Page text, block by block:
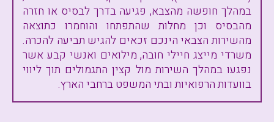
במהלך חופשה מהצבא, פגיעה בדרך לבסיס או חזרה
מהבסיס וכן מחלות שהתפתחו והוחמרו כתוצאה
מהשירות הצבאי הינכם זכאים להגיש תביעה להכרה.
משרדי מייצג חיילי חובה, מילואים ואנשי קבע אשר
נפגעו במהלך השירות מול קצין התגמולים תוך ליווי
בוועדות הרפואיות ובתי המשפט ברחבי הארץ.